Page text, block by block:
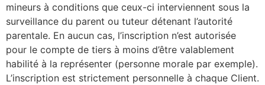
mineurs à conditions que ceux-ci interviennent sous la
surveillance du parent ou tuteur détenant l’autorité
parentale. En aucun cas, l’inscription n’est autorisée
pour le compte de tiers à moins d’être valablement
habilité à la représenter (personne morale par exemple).
L’inscription est strictement personnelle à chaque Client.